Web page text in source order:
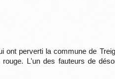
ont perverti la commune de
L'un des fauteurs de